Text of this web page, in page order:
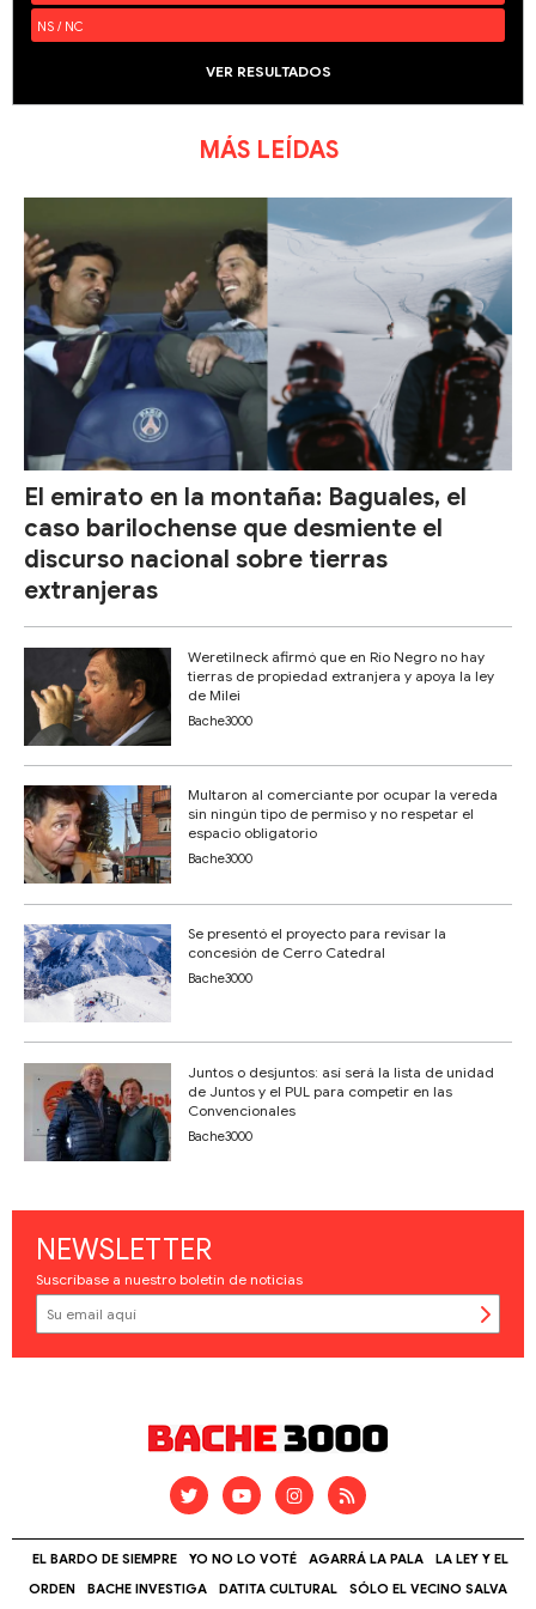
NS / NC
VER RESULTADOS
MÁS LEÍDAS
El emirato en la montaña: Baguales, el
caso barilochense que desmiente el
discurso nacional sobre tierras
extranjeras
Weretilneck afirmó que en Río Negro no hay
tierras de propiedad extranjera y apoya la ley
de Milei
Bache3000
Multaron al comerciante por ocupar la vereda
sin ningún tipo de permiso y no respetar el
espacio obligatorio
Bache3000
Se presentó el proyecto para revisar la
concesión de Cerro Catedral
Bache3000
Juntos o desjuntos: así será la lista de unidad
de Juntos y el PUL para competir en las
Convencionales
Bache3000
NEWSLETTER
Suscríbase a nuestro boletín de noticias
EL BARDO DE SIEMPRE YO NO LO VOTÉ AGARRÁ LA PALA
LA LEY Y EL
ORDEN
BACHE INVESTIGA DATITA CULTURAL SÓLO EL VECINO SALVA